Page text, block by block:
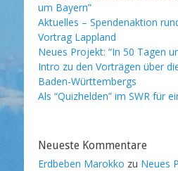
um Bayern”
Aktuelles – Spendenaktion
Vortrag Lappland
Neues Projekt: “In 50 Tagen
Intro zu den Vorträgen über
Baden-Württembergs
Als “Quizhelden” im SWR für
Neueste Kommentare
Erdbeben Marokko zu Neues